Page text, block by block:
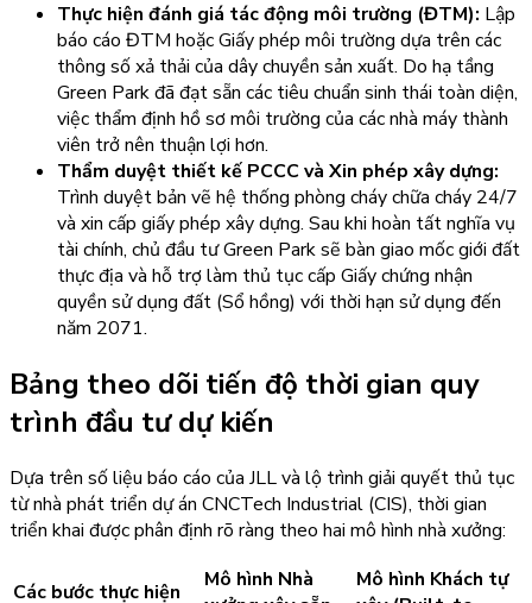
Thực hiện đánh giá tác động môi trường (ĐTM): Lập
báo cáo ĐTM hoặc Giấy phép môi trường dựa trên các
thông số xả thải của dây chuyền sản xuất. Do hạ tầng
Green Park đã đạt sẵn các tiêu chuẩn sinh thái toàn diện,
việc thẩm định hồ sơ môi trường của các nhà máy thành
viên trở nên thuận lợi hơn.
Thẩm duyệt thiết kế PCCC và Xin phép xây dựng:
Trình duyệt bản vẽ hệ thống phòng cháy chữa cháy 24/7
và xin cấp giấy phép xây dựng. Sau khi hoàn tất nghĩa vụ
tài chính, chủ đầu tư Green Park sẽ bàn giao mốc giới đất
thực địa và hỗ trợ làm thủ tục cấp Giấy chứng nhận
quyền sử dụng đất (Sổ hồng) với thời hạn sử dụng đến
năm 2071.
Bảng theo dõi tiến độ thời gian quy
trình đầu tư dự kiến
Dựa trên số liệu báo cáo của JLL và lộ trình giải quyết thủ tục
từ nhà phát triển dự án CNCTech Industrial (CIS), thời gian
triển khai được phân định rõ ràng theo hai mô hình nhà xưởng:
Các bước thực hiện
Mô hình Nhà
Mô hình Khách tự